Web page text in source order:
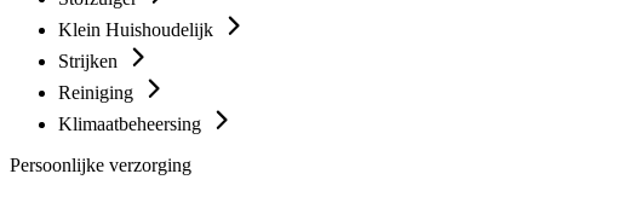
Klein Huishoudelijk
Strijken
Reiniging
Klimaatbeheersing
Persoonlijke verzorging